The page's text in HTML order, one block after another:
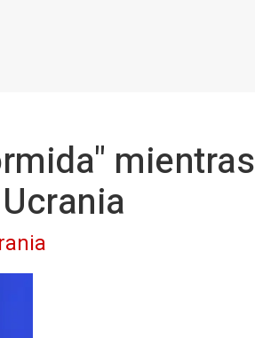
mientras